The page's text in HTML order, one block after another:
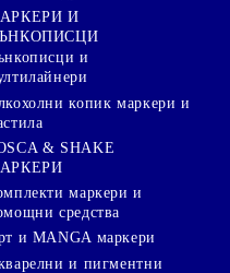
И
и
копик маркери и
& SHAKE
маркери и
средства
и MANGA маркери
и пигментни